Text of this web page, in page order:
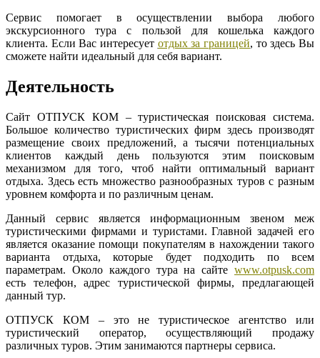
Сервис помогает в осуществлении выбора любого
экскурсионного тура с пользой для кошелька каждого
клиента. Если Вас интересует отдых за границей, то здесь Вы
сможете найти идеальный для себя вариант.
Деятельность
Сайт ОТПУСК КОМ – туристическая поисковая система.
Большое количество туристических фирм здесь производят
размещение своих предложений, а тысячи потенциальных
клиентов каждый день пользуются этим поисковым
механизмом для того, чтоб найти оптимальный вариант
отдыха. Здесь есть множество разнообразных туров с разным
уровнем комфорта и по различным ценам.
Данный сервис является информационным звеном меж
туристическими фирмами и туристами. Главной задачей его
является оказание помощи покупателям в нахождении такого
варианта отдыха, которые будет подходить по всем
параметрам. Около каждого тура на сайте www.otpusk.com
есть телефон, адрес туристической фирмы, предлагающей
данный тур.
ОТПУСК КОМ – это не туристическое агентство или
туристический оператор, осуществляющий продажу
различных туров. Этим занимаются партнеры сервиса.